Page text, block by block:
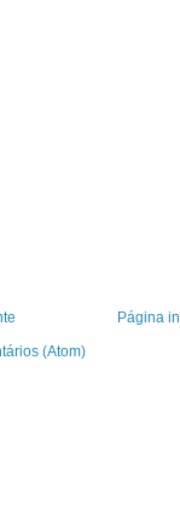
Página
(Atom)